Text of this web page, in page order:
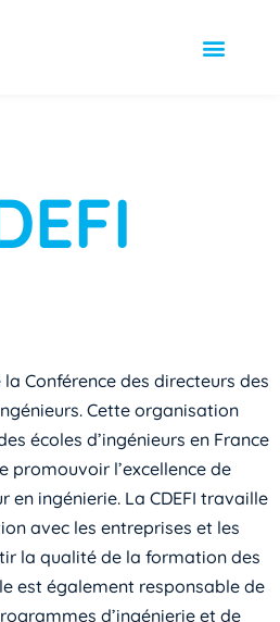
la Conférence des directeurs des
Cette organisation
écoles d’ingénieurs en France
promouvoir l’excellence de
en ingénierie. La CDEFI travaille
avec les entreprises et les
la qualité de la formation des
est également responsable de
d’ingénierie et de